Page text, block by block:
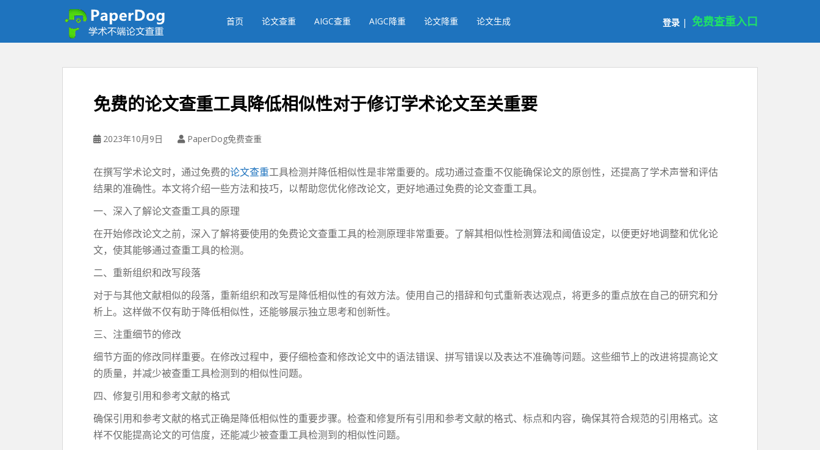
首页 论文查重 AIGC查重 AIGC降重 论文降重 论文生成 登录 | 免费查重入口
免费的论文查重工具降低相似性对于修订学术论文至关重要
2023年10月9日 PaperDog免费查重
在撰写学术论文时，通过免费的论文查重工具检测并降低相似性是非常重要的。成功通过查重不仅能确保论文的原创性，还提高了学术声誉和评估
结果的准确性。本文将介绍一些方法和技巧，以帮助您优化修改论文，更好地通过免费的论文查重工具。
一、深入了解论文查重工具的原理
在开始修改论文之前，深入了解将要使用的免费论文查重工具的检测原理非常重要。了解其相似性检测算法和阈值设定，以便更好地调整和优化论
文，使其能够通过查重工具的检测。
二、重新组织和改写段落
对于与其他文献相似的段落，重新组织和改写是降低相似性的有效方法。使用自己的措辞和句式重新表达观点，将更多的重点放在自己的研究和分
析上。这样做不仅有助于降低相似性，还能够展示独立思考和创新性。
三、注重细节的修改
细节方面的修改同样重要。在修改过程中，要仔细检查和修改论文中的语法错误、拼写错误以及表达不准确等问题。这些细节上的改进将提高论文
的质量，并减少被查重工具检测到的相似性问题。
四、修复引用和参考文献的格式
确保引用和参考文献的格式正确是降低相似性的重要步骤。检查和修复所有引用和参考文献的格式、标点和内容，确保其符合规范的引用格式。这
样不仅能提高论文的可信度，还能减少被查重工具检测到的相似性问题。